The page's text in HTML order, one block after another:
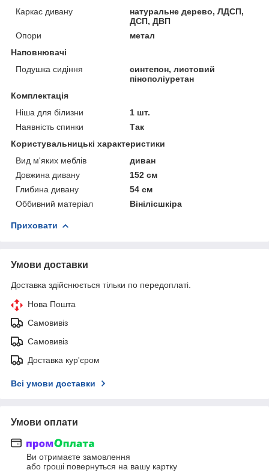
Каркас дивану
натуральне дерево, ЛДСП,
ДСП, ДВП
Опори
метал
Наповнювачі
Подушка сидіння
синтепон, листовий
пінополіуретан
Комплектація
Ніша для білизни
1 шт.
Наявність спинки
Так
Користувальницькі характеристики
Вид м'яких меблів
диван
Довжина дивану
152 см
Глибина дивану
54 см
Оббивний матеріал
Вінілісшкіра
Приховати
Умови доставки
Доставка здійснюється тільки по передоплаті.
Нова Пошта
Самовивіз
Самовивіз
Доставка кур'єром
Всі умови доставки
Умови оплати
Ви отримаєте замовлення
або гроші повернуться на вашу картку